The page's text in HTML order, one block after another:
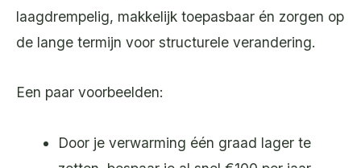
laagdrempelig, makkelijk toepasbaar én zorgen op
de lange termijn voor structurele verandering.
Een paar voorbeelden:
Door je verwarming één graad lager te